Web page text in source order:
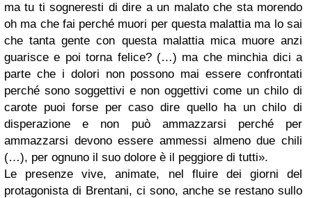
ma tu ti sogneresti di dire a un malato che sta morendo
oh ma che fai perché muori per questa malattia ma lo sai
che tanta gente con questa malattia mica muore anzi
guarisce e poi torna felice? (…) ma che minchia dici a
parte che i dolori non possono mai essere confrontati
perché sono soggettivi e non oggettivi come un chilo di
carote puoi forse per caso dire quello ha un chilo di
disperazione e non può ammazzarsi perché per
ammazzarsi devono essere ammessi almeno due chili
(…), per ognuno il suo dolore è il peggiore di tutti».
Le presenze vive, animate, nel fluire dei giorni del
protagonista di Brentani, ci sono, anche se restano sullo